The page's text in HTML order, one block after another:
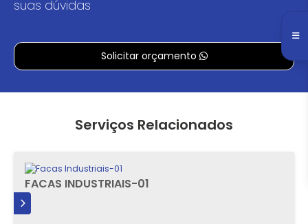
suas dúvidas
Solicitar orçamento
Serviços Relacionados
FACAS INDUSTRIAIS-01